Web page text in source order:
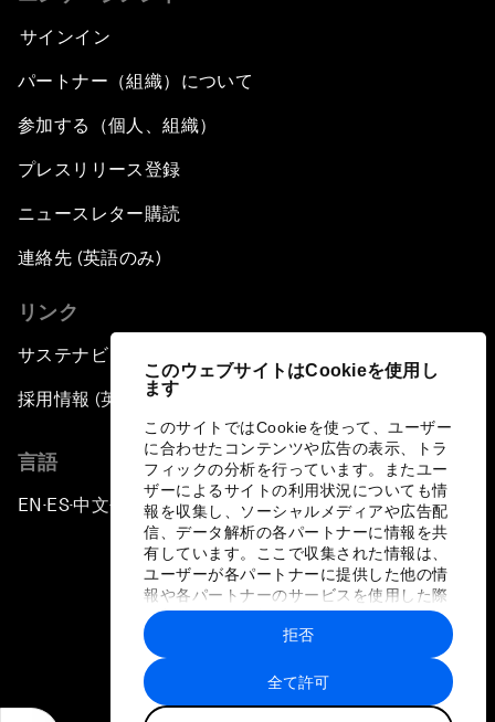
このウェブサイトはCookieを使用し
ます
このサイトではCookieを使って、ユーザー
に合わせたコンテンツや広告の表示、トラ
フィックの分析を行っています。またユー
ザーによるサイトの利用状況についても情
報を収集し、ソーシャルメディアや広告配
信、データ解析の各パートナーに情報を共
有しています。ここで収集された情報は、
ユーザーが各パートナーに提供した他の情
報や各パートナーのサービスを使用した際
に収集された情報と組み合わされ、各パー
トナーによって使用されることがありま
す。
全て許可
拒否
サインイン
パートナー（組織）について
参加する（個人、組織）
プレスリリース登録
ニュースレター購読
連絡先 (英語のみ)
リンク
サステナビリティへの取り組み
採用情報 (英語のみ)
言語
EN ▪ES▪中文▪ 日本語
プライバシーポリシーと利用規約
サイトマップ